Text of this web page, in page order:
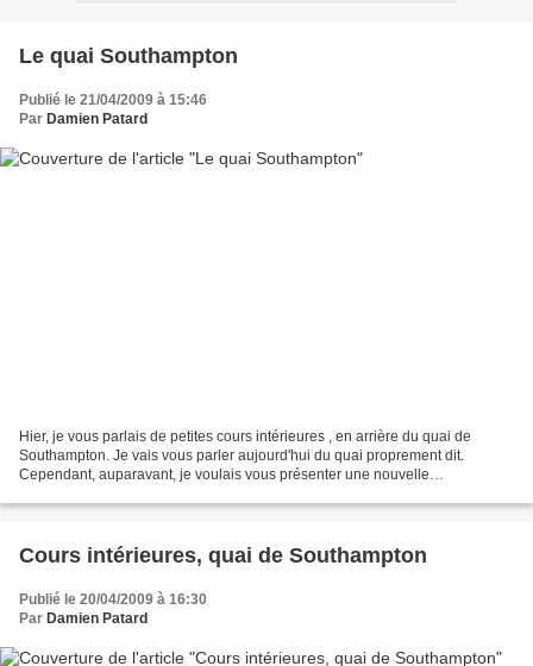
Le quai Southampton
Publié le 21/04/2009 à 15:46
Par Damien Patard
Hier, je vous parlais de petites cours intérieures , en arrière du quai de
Southampton. Je vais vous parler aujourd'hui du quai proprement dit.
Cependant, auparavant, je voulais vous présenter une nouvelle
Cours intérieures, quai de Southampton
Publié le 20/04/2009 à 16:30
Par Damien Patard